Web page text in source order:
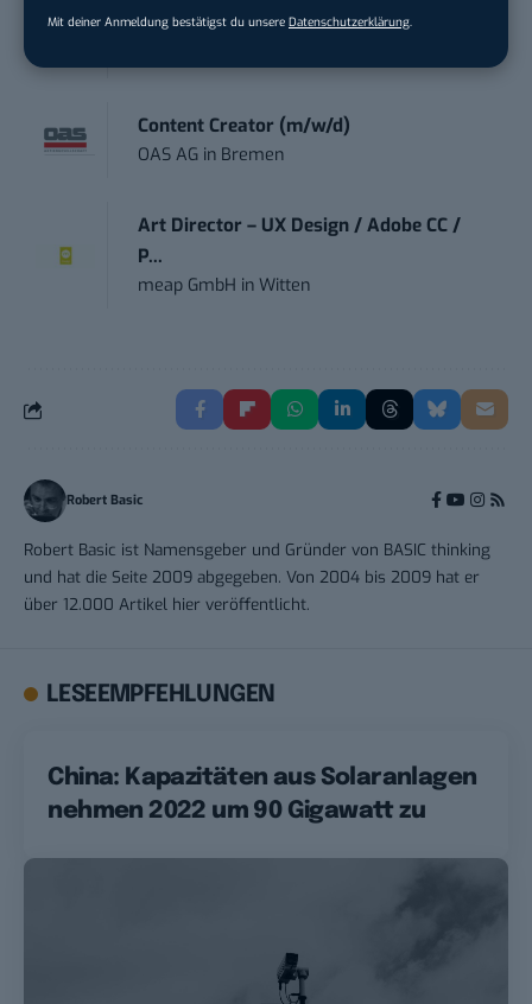
Mit deiner Anmeldung bestätigst du unsere Datenschutzerklärung.
Ferdinand Bilstein GmbH & Co. KGin
Content Creator (m/w/d)
OAS AG in Bremen
Art Director – UX Design / Adobe CC /
P...
meap GmbH inWitten
Robert Basic
Robert Basic ist Namensgeber und Gründer von BASIC thinking
und hat die Seite 2009 abgegeben. Von 2004 bis 2009 hat er
über 12.000 Artikel hier veröffentlicht.
LESEEMPFEHLUNGEN
China: Kapazitäten aus Solaranlagen
nehmen 2022 um 90 Gigawatt zu